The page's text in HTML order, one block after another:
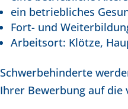
ein betriebliches
Fort- und
Arbeitsort: Klötze,
Schwerbehinderte
Ihrer Bewerbung auf